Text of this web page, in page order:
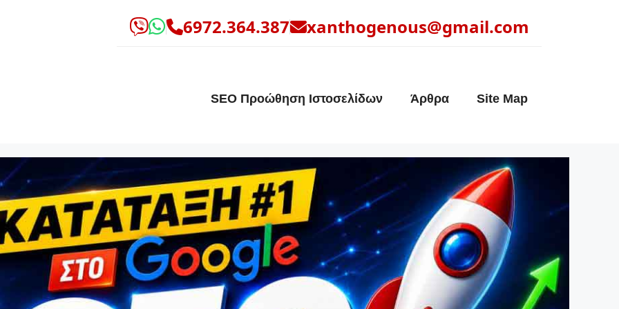
6972.364.387 xanthogenous@gmail.com
SEO Προώθηση Ιστοσελίδων Άρθρα Site Map